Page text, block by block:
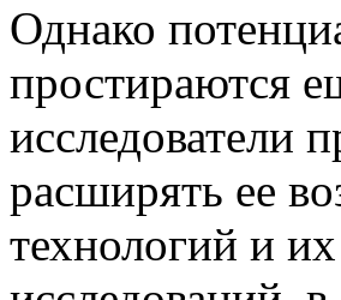
Однако
простираются
исследователи
расширять ее
технологий и